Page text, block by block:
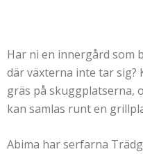
Har ni en innergård som
där växterna inte tar sig?
gräs på skuggplatserna,
kan samlas runt en
Abima har serfarna